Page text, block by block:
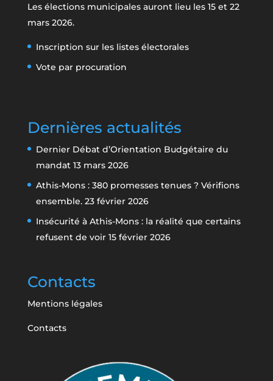
Les élections municipales auront lieu les 15 et 22
mars 2026.
Inscription sur les listes électorales
Vote par procuration
Dernières actualités
Dernier Débat d’Orientation Budgétaire du
mandat 13 mars 2026
Athis-Mons : 380 promesses tenues ? Vérifions
ensemble. 23 février 2026
Insécurité à Athis-Mons : la réalité que certains
refusent de voir 15 février 2026
Contacts
Mentions légales
Contacts